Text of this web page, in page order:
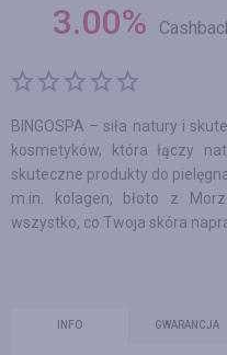
3.00%
BINGOSPA – siła natury i
kosmetyków, która łączy
skuteczne produkty do
m.in. kolagen, błoto z
wszystko, co Twoja skóra
INFO GWARANCJA